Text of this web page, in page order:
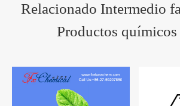
Relacionado Intermedio
Productos